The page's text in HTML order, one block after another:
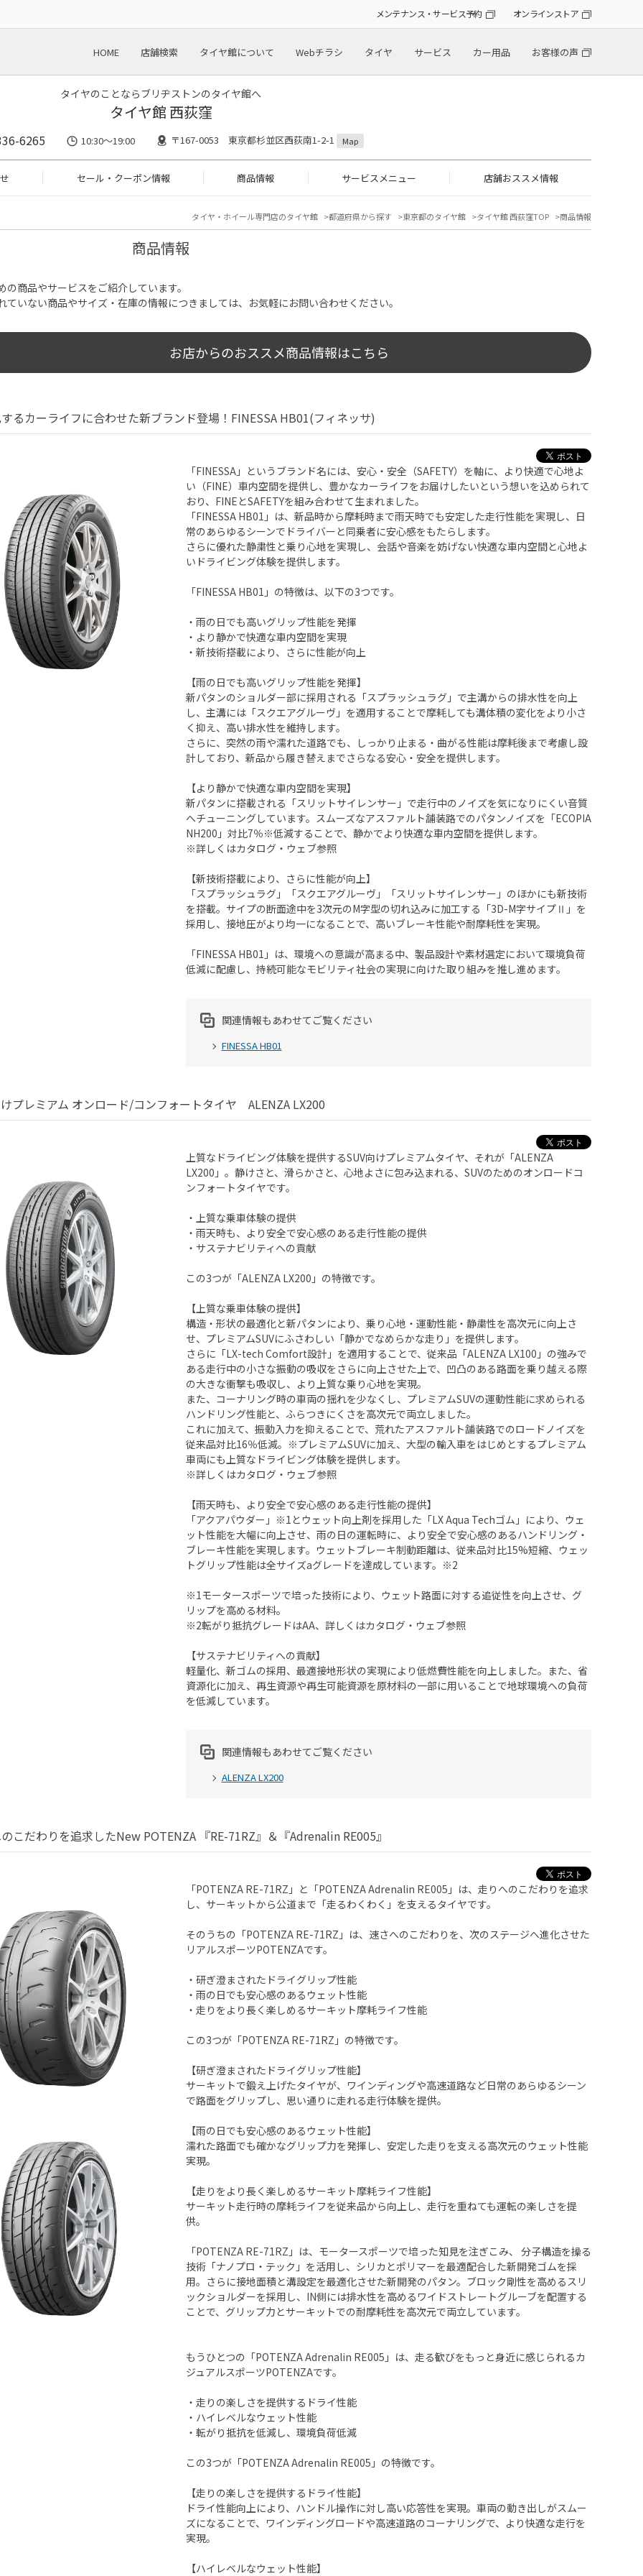
メンテナンス・サービス予約 オンラインストア
HOME 店舗検索 タイヤ館について Webチラシ タイヤ サービス カー用品 お客様の声
タイヤのことならブリヂストンのタイヤ館へ
タイヤ館 西荻窪
6265 10:30～19:00 〒167-0053 東京都杉並区西荻南1-2-1 Map
セール・クーポン情報 商品情報 サービスメニュー 店舗おススメ情報
タイヤ・ホイール専門店のタイヤ館 都道府県から探す 東京都のタイヤ館 タイヤ館 西荻窪TOP 商品情報
商品情報
の商品やサービスをご紹介しています。
ていない商品やサイズ・在庫の情報につきましては、お気軽にお問い合わせください。
お店からのおススメ商品情報はこちら
るカーライフに合わせた新ブランド登場！FINESSA HB01(フィネッサ)
「FINESSA」というブランド名には、安心・安全（SAFETY）を軸に、より快適で心地よ
い（FINE）車内空間を提供し、豊かなカーライフをお届けしたいという想いを込められて
おり、FINEとSAFETYを組み合わせて生まれました。
「FINESSA HB01」は、新品時から摩耗時まで雨天時でも安定した走行性能を実現し、日
常のあらゆるシーンでドライバーと同乗者に安心感をもたらします。
さらに優れた静粛性と乗り心地を実現し、会話や音楽を妨げない快適な車内空間と心地よ
いドライビング体験を提供します。
「FINESSA HB01」の特徴は、以下の3つです。
・雨の日でも高いグリップ性能を発揮
・より静かで快適な車内空間を実現
・新技術搭載により、さらに性能が向上
【雨の日でも高いグリップ性能を発揮】
新パタンのショルダー部に採用される「スプラッシュラグ」で主溝からの排水性を向上
し、主溝には「スクエアグルーヴ」を適用することで摩耗しても溝体積の変化をより小さ
く抑え、高い排水性を維持します。
さらに、突然の雨や濡れた道路でも、しっかり止まる・曲がる性能は摩耗後まで考慮し設
計しており、新品から履き替えまでさらなる安心・安全を提供します。
【より静かで快適な車内空間を実現】
新パタンに搭載される「スリットサイレンサー」で走行中のノイズを気になりにくい音質
へチューニングしています。スムーズなアスファルト舗装路でのパタンノイズを「ECOPIA
NH200」対比7％※低減することで、静かでより快適な車内空間を提供します。
※詳しくはカタログ・ウェブ参照
【新技術搭載により、さらに性能が向上】
「スプラッシュラグ」「スクエアグルーヴ」「スリットサイレンサー」のほかにも新技術
を搭載。サイプの断面途中を3次元のM字型の切れ込みに加工する「3D-M字サイプⅡ」を
採用し、接地圧がより均一になることで、高いブレーキ性能や耐摩耗性を実現。
「FINESSA HB01」は、環境への意識が高まる中、製品設計や素材選定において環境負荷
低減に配慮し、持続可能なモビリティ社会の実現に向けた取り組みを推し進めます。
関連情報もあわせてご覧ください
FINESSA HB01
プレミアム オンロード/コンフォートタイヤ ALENZA LX200
上質なドライビング体験を提供するSUV向けプレミアムタイヤ、それが「ALENZA
LX200」。静けさと、滑らかさと、心地よさに包み込まれる、SUVのためのオンロードコ
ンフォートタイヤです。
・上質な乗車体験の提供
・雨天時も、より安全で安心感のある走行性能の提供
・サステナビリティへの貢献
この3つが「ALENZA LX200」の特徴です。
【上質な乗車体験の提供】
構造・形状の最適化と新パタンにより、乗り心地・運動性能・静粛性を高次元に向上さ
せ、プレミアムSUVにふさわしい「静かでなめらかな走り」を提供します。
さらに「LX-tech Comfort設計」を適用することで、従来品「ALENZA LX100」の強みで
ある走行中の小さな振動の吸収をさらに向上させた上で、凹凸のある路面を乗り越える際
の大きな衝撃も吸収し、より上質な乗り心地を実現。
また、コーナリング時の車両の揺れを少なくし、プレミアムSUVの運動性能に求められる
ハンドリング性能と、ふらつきにくさを高次元で両立しました。
これに加えて、振動入力を抑えることで、荒れたアスファルト舗装路でのロードノイズを
従来品対比16％低減。※プレミアムSUVに加え、大型の輸入車をはじめとするプレミアム
車両にも上質なドライビング体験を提供します。
※詳しくはカタログ・ウェブ参照
【雨天時も、より安全で安心感のある走行性能の提供】
「アクアパウダー」※1とウェット向上剤を採用した「LX Aqua Techゴム」により、ウェ
ット性能を大幅に向上させ、雨の日の運転時に、より安全で安心感のあるハンドリング・
ブレーキ性能を実現します。ウェットブレーキ制動距離は、従来品対比15%短縮、ウェッ
トグリップ性能は全サイズaグレードを達成しています。※2
※1モータースポーツで培った技術により、ウェット路面に対する追従性を向上させ、グ
リップを高める材料。
※2転がり抵抗グレードはAA、詳しくはカタログ・ウェブ参照
【サステナビリティへの貢献】
軽量化、新ゴムの採用、最適接地形状の実現により低燃費性能を向上しました。また、省
資源化に加え、再生資源や再生可能資源を原材料の一部に用いることで地球環境への負荷
を低減しています。
関連情報もあわせてご覧ください
ALENZA LX200
こだわりを追求したNew POTENZA 『RE-71RZ』＆『Adrenalin RE005』
「POTENZA RE-71RZ」と「POTENZA Adrenalin RE005」は、走りへのこだわりを追求
し、サーキットから公道まで「走るわくわく」を支えるタイヤです。
そのうちの「POTENZA RE-71RZ」は、速さへのこだわりを、次のステージへ進化させた
リアルスポーツPOTENZAです。
・研ぎ澄まされたドライグリップ性能
・雨の日でも安心感のあるウェット性能
・走りをより長く楽しめるサーキット摩耗ライフ性能
この3つが「POTENZA RE-71RZ」の特徴です。
【研ぎ澄まされたドライグリップ性能】
サーキットで鍛え上げたタイヤが、ワインディングや高速道路など日常のあらゆるシーン
で路面をグリップし、思い通りに走れる走行体験を提供。
【雨の日でも安心感のあるウェット性能】
濡れた路面でも確かなグリップ力を発揮し、安定した走りを支える高次元のウェット性能
実現。
【走りをより長く楽しめるサーキット摩耗ライフ性能】
サーキット走行時の摩耗ライフを従来品から向上し、走行を重ねても運転の楽しさを提
供。
「POTENZA RE-71RZ」は、モータースポーツで培った知見を注ぎこみ、 分子構造を操る
技術「ナノプロ・テック」を活用し、シリカとポリマーを最適配合した新開発ゴムを採
用。さらに接地面積と溝設定を最適化させた新開発のパタン。ブロック剛性を高めるスリ
ックショルダーを採用し、IN側には排水性を高めるワイドストレートグルーブを配置する
ことで、グリップ力とサーキットでの耐摩耗性を高次元で両立しています。
もうひとつの「POTENZA Adrenalin RE005」は、走る歓びをもっと身近に感じられるカ
ジュアルスポーツPOTENZAです。
・走りの楽しさを提供するドライ性能
・ハイレベルなウェット性能
・転がり抵抗を低減し、環境負荷低減
この3つが「POTENZA Adrenalin RE005」の特徴です。
【走りの楽しさを提供するドライ性能】
ドライ性能向上により、ハンドル操作に対し高い応答性を実現。車両の動き出しがスムー
ズになることで、ワインディングロードや高速道路のコーナリングで、より快適な走行を
実現。
【ハイレベルなウェット性能】